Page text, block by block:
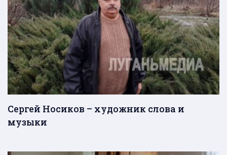
Сергей Носиков – художник слова и
музыки